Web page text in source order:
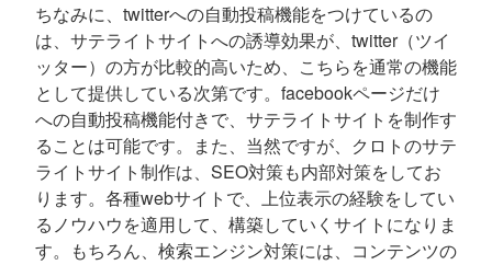
ちなみに、twitterへの自動投稿機能をつけているの
は、サテライトサイトへの誘導効果が、twitter（ツイ
ッター）の方が比較的高いため、こちらを通常の機能
として提供している次第です。facebookページだけ
への自動投稿機能付きで、サテライトサイトを制作す
ることは可能です。また、当然ですが、クロトのサテ
ライトサイト制作は、SEO対策も内部対策をしてお
ります。各種webサイトで、上位表示の経験をしてい
るノウハウを適用して、構築していくサイトになりま
す。もちろん、検索エンジン対策には、コンテンツの